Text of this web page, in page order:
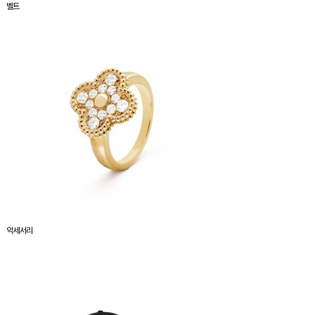
벨트
악세서리